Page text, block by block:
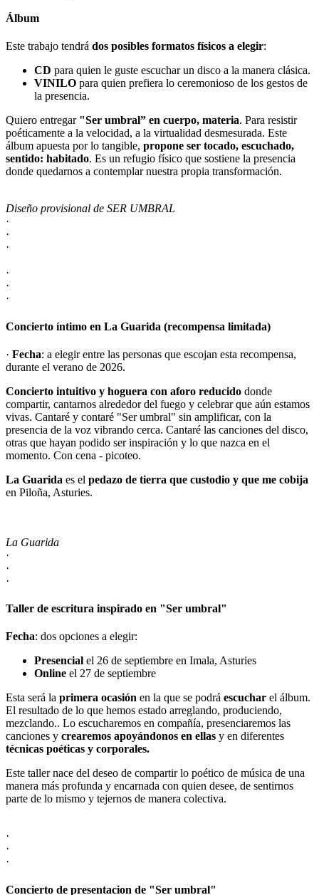
Álbum
Este trabajo tendrá dos posibles formatos físicos a elegir:
CD para quien le guste escuchar un disco a la manera clásica.
VINILO para quien prefiera lo ceremonioso de los gestos de
la presencia.
Quiero entregar "Ser umbral” en cuerpo, materia. Para resistir
poéticamente a la velocidad, a la virtualidad desmesurada. Este
álbum apuesta por lo tangible, propone ser tocado, escuchado,
sentido: habitado. Es un refugio físico que sostiene la presencia
donde quedarnos a contemplar nuestra propia transformación.
Diseño provisional de SER UMBRAL
·
·
·
·
·
·
Concierto íntimo en La Guarida (recompensa limitada)
· Fecha: a elegir entre las personas que escojan esta recompensa,
durante el verano de 2026.
Concierto intuitivo y hoguera con aforo reducido donde
compartir, cantarnos alrededor del fuego y celebrar que aún estamos
vivas. Cantaré y contaré "Ser umbral" sin amplificar, con la
presencia de la voz vibrando cerca. Cantaré las canciones del disco,
otras que hayan podido ser inspiración y lo que nazca en el
momento. Con cena - picoteo.
La Guarida es el pedazo de tierra que custodio y que me cobija
en Piloña, Asturies.
La Guarida
·
·
·
Taller de escritura inspirado en "Ser umbral"
Fecha: dos opciones a elegir:
Presencial el 26 de septiembre en Imala, Asturies
Online el 27 de septiembre
Esta será la primera ocasión en la que se podrá escuchar el álbum.
El resultado de lo que hemos estado arreglando, produciendo,
mezclando.. Lo escucharemos en compañía, presenciaremos las
canciones y crearemos apoyándonos en ellas y en diferentes
técnicas poéticas y corporales.
Este taller nace del deseo de compartir lo poético de música de una
manera más profunda y encarnada con quien desee, de sentirnos
parte de lo mismo y tejernos de manera colectiva.
·
·
·
Concierto de presentacion de "Ser umbral"